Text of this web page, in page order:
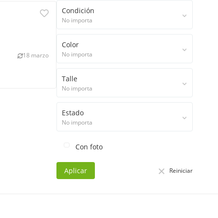
18 marzo
Condición
No importa
Color
No importa
Talle
No importa
Estado
No importa
Con foto
Aplicar Reiniciar